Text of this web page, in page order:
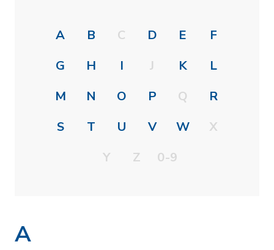
A B C D E
F
G
H I J K
L
M
N O P Q
R
S
T U V W
X
Y
Z 0-9
A